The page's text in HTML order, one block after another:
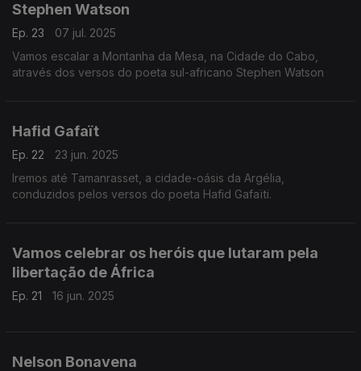
Stephen Watson
Ep. 23
07 jul. 2025
Vamos escalar a Montanha da Mesa, na Cidade do Cabo,
através dos versos do poeta sul-africano Stephen Watson
Hafid Gafaït
Ep. 22
23 jun. 2025
Iremos até Tamanrasset, a cidade-oásis da Argélia,
conduzidos pelos versos do poeta Hafid Gafaïti.
Vamos celebrar os heróis que lutaram pela
libertação de África
Ep. 21 16 jun. 2025
Nelson Bonavena